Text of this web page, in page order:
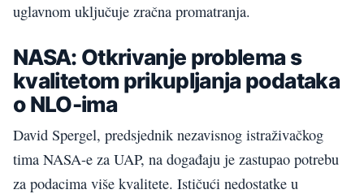
uglavnom uključuje zračna promatranja.
NASA: Otkrivanje problema s
kvalitetom prikupljanja podataka
o NLO-ima
David Spergel, predsjednik nezavisnog istraživačkog
tima NASA-e za UAP, na događaju je zastupao potrebu
za podacima više kvalitete. Ističući nedostatke u